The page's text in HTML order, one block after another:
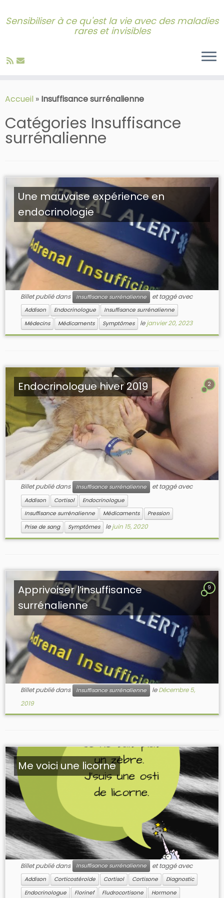
to
Sensibiliser à ce qu'est la vie avec des maladies
rares et invisibles
Accueil » Insuffisance surrénalienne
Catégories Insuffisance
surrénalienne
Une mauvaise expérience en
endocrinologie
Billet publié dans Insuffisance surrénalienne et taggé avec
Addison Endocrinologue
Insuffisance surrénalienne
Médecins
Médicaments Symptômes lejanvier 20, 2023
2
Endocrinologue hiver 2019
Billet publié dans Insuffisance surrénalienne et taggé avec
Addison Cortisol
Endocrinologue
Insuffisance surrénalienne
Médicaments
Pression
Prise de sang
Symptômes lejuin 15, 2020
9
Apprivoiser l’insuffisance
surrénalienne
Billet publié dans Insuffisance surrénalienne leDécembre 5,
2019
Me voici une licorne
Billet publié dans Insuffisance surrénalienne et taggé avec
Addison Corticostéroïde Cortisol Cortisone
Diagnostic
Endocrinologue
Florinef Fludrocortisone Hormone